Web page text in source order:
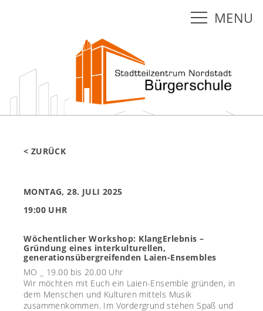
< ZURÜCK
MONTAG, 28. JULI 2025
19:00 UHR
Wöchentlicher Workshop: KlangErlebnis –
Gründung eines interkulturellen,
generationsübergreifenden Laien-Ensembles
MO _ 19.00 bis 20.00 Uhr
Wir möchten mit Euch ein Laien-Ensemble gründen, in
dem Menschen und Kulturen mittels Musik
zusammenkommen. Im Vordergrund stehen Spaß und
MENU